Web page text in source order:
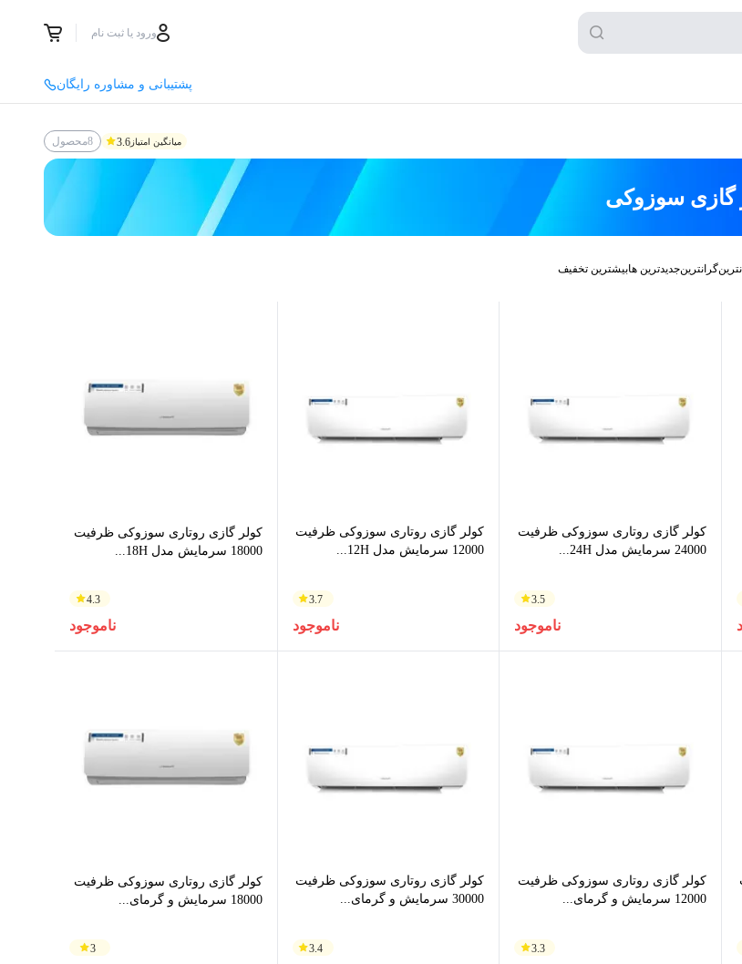
ورود یا ثبت نام
پشتیبانی و مشاوره رایگان
3.6 میانگین امتیاز 8محصول
گازی سوزوکی
گرانترینجدیدترین هابیشترین تخفیف
کولر گازی روتاری سوزوکی ظرفیت
24000 سرمایش مدل 24H...
3.5
ناموجود
کولر گازی روتاری سوزوکی ظرفیت
12000 سرمایش مدل 12H...
3.7
ناموجود
کولر گازی روتاری سوزوکی ظرفیت
18000 سرمایش مدل 18H...
4.3
ناموجود
کولر گازی روتاری سوزوکی ظرفیت
12000 سرمایش و گرمای...
3.3
کولر گازی روتاری سوزوکی ظرفیت
30000 سرمایش و گرمای...
3.4
کولر گازی روتاری سوزوکی ظرفیت
18000 سرمایش و گرمای...
3